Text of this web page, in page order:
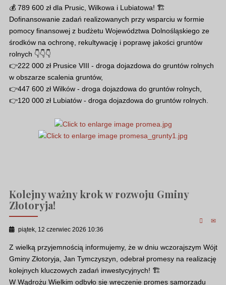
💰 789 600 zł dla Prusic, Wilkowa i Lubiatowa! 🏗
Dofinansowanie zadań realizowanych przy wsparciu w formie
pomocy finansowej z budżetu Województwa Dolnośląskiego ze
środków na ochronę, rekultywację i poprawę jakości gruntów
rolnych 👇👇👇
👉222 000 zł Prusice VIII - droga dojazdowa do gruntów rolnych
w obszarze scalenia gruntów,
👉447 600 zł Wilków - droga dojazdowa do gruntów rolnych,
👉120 000 zł Lubiatów - droga dojazdowa do gruntów rolnych.
Kolejny ważny krok w rozwoju Gminy
Złotoryja!
piątek, 12 czerwiec 2026 10:36
Z wielką przyjemnością informujemy, że w dniu wczorajszym Wójt
Gminy Złotoryja, Jan Tymczyszyn, odebrał promesy na realizację
kolejnych kluczowych zadań inwestycyjnych! 🏗️
W Wądrożu Wielkim odbyło się wręczenie promes samorządu